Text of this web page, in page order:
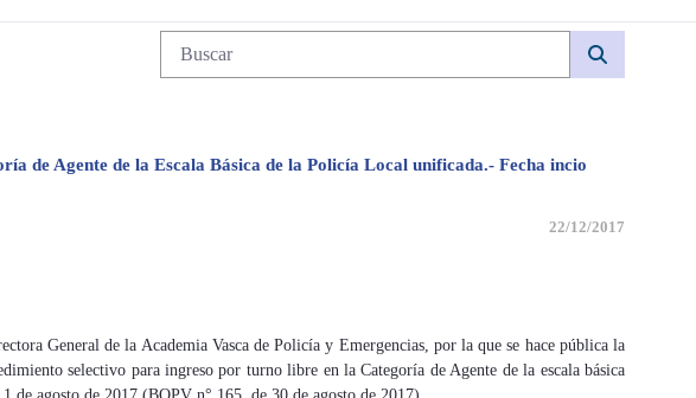
Búsqueda web
de Agente de la Escala Básica de la Policía Local unificada.- Fecha incio
22/12/2017
General de la Academia Vasca de Policía y Emergencias, por la que se hace pública la
selectivo para ingreso por turno libre en la Categoría de Agente de la escala básica
agosto de 2017 (BOPV n° 165, de 30 de agosto de 2017).